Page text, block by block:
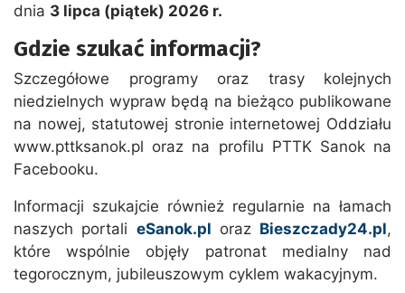
dnia 3 lipca (piątek) 2026 r.
Gdzie szukać informacji?
Szczegółowe programy oraz trasy kolejnych
niedzielnych wypraw będą na bieżąco publikowane
na nowej, statutowej stronie internetowej Oddziału
www.pttksanok.pl oraz na profilu PTTK Sanok na
Facebooku.
Informacji szukajcie również regularnie na łamach
naszych portali eSanok.pl oraz Bieszczady24.pl,
które wspólnie objęły patronat medialny nad
tegorocznym, jubileuszowym cyklem wakacyjnym.